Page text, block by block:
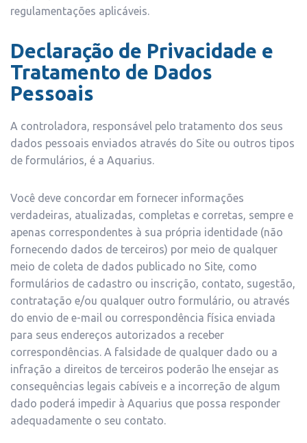
regulamentações aplicáveis.
Declaração de Privacidade e
Tratamento de Dados
Pessoais
A controladora, responsável pelo tratamento dos seus
dados pessoais enviados através do Site ou outros tipos
de formulários, é a Aquarius.
Você deve concordar em fornecer informações
verdadeiras, atualizadas, completas e corretas, sempre e
apenas correspondentes à sua própria identidade (não
fornecendo dados de terceiros) por meio de qualquer
meio de coleta de dados publicado no Site, como
formulários de cadastro ou inscrição, contato, sugestão,
contratação e/ou qualquer outro formulário, ou através
do envio de e-mail ou correspondência física enviada
para seus endereços autorizados a receber
correspondências. A falsidade de qualquer dado ou a
infração a direitos de terceiros poderão lhe ensejar as
consequências legais cabíveis e a incorreção de algum
dado poderá impedir à Aquarius que possa responder
adequadamente o seu contato.